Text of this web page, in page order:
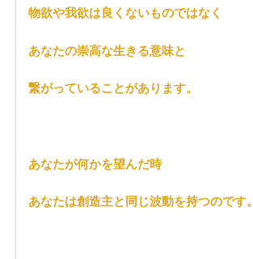
物欲や我欲は良くないものではなく
あなたの崇高な生きる意味と
繋がっていることがあります。
あなたが何かを望んだ時
あなたは創造主と同じ波動を持つのです。